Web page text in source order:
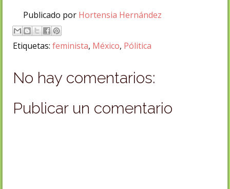
Publicado por Hortensia Hernández
Etiquetas: feminista, México, Pólitica
No hay comentarios:
Publicar un comentario